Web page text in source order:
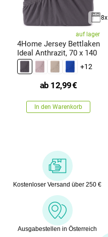
8x
auf lager
4Home Jersey Bettlaken
Ideal Anthrazit, 70 x 140
+12
ab 12,99€
In den Warenkorb
Kostenloser Versand über 250 €
Ausgabestellen in Österreich